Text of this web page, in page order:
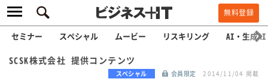
無料登録
セミナー スペシャル ムービー リスキリング AI・生成AI
SCSK株式会社 提供コンテンツ
スペシャル 会員限定 2014/11/04 掲載